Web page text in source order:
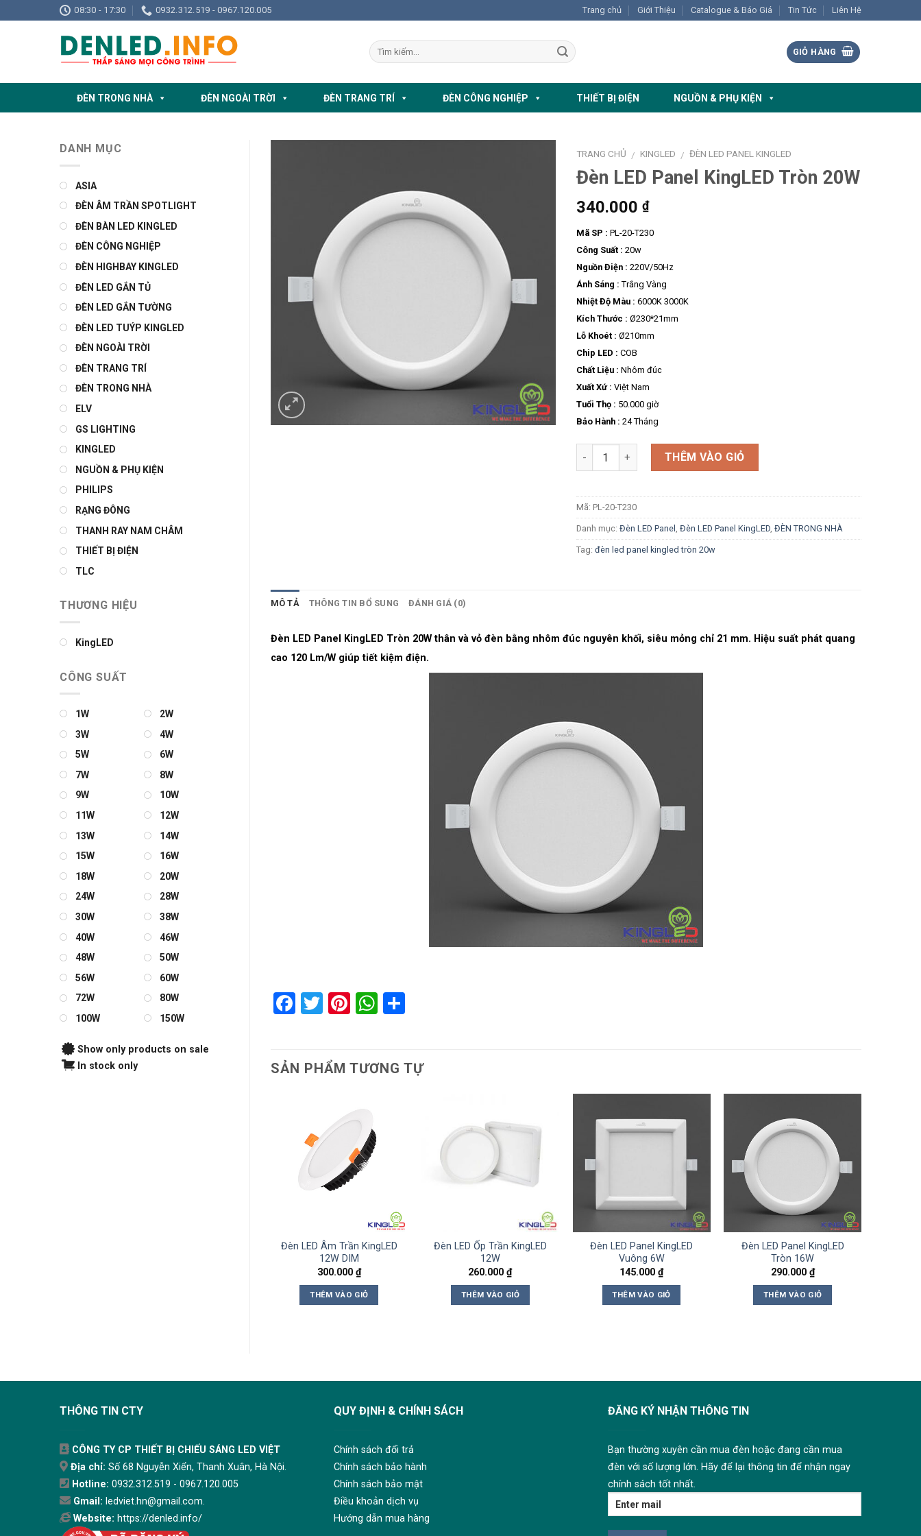
to
08:30 - 17:30 0932.312.519 - 0967.120.005 Trang chủ Giới Thiệu Catalogue & Báo Giá Tin Tức Liên Hệ
GIỎ HÀNG
ĐÈN TRONG NHÀ ĐÈN NGOÀI TRỜI ĐÈN TRANG TRÍ ĐÈN CÔNG NGHIỆP THIẾT BỊ ĐIỆN NGUỒN & PHỤ KIỆN
TRANG CHỦ / KINGLED / ĐÈN LED PANEL KINGLED
Đèn LED Panel KingLED Tròn 20W
340.000 ₫
Mã SP : PL-20-T230
Công Suất : 20w
Nguồn Điện : 220V/50Hz
Ánh Sáng : Trắng Vàng
Nhiệt Độ Màu : 6000K 3000K
Kích Thước : Ø230*21mm
Lỗ Khoét : Ø210mm
Chip LED : COB
Chất Liệu : Nhôm đúc
Xuất Xứ : Việt Nam
Tuổi Thọ : 50.000 giờ
Bảo Hành : 24 Tháng
Số lượng THÊM VÀO GIỎ
Mã: PL-20-T230
Danh mục: Đèn LED Panel , Đèn LED Panel KingLED, ĐÈN TRONG NHÀ
Tag: đèn led panel kingled tròn 20w
MÔ TẢ THÔNG TIN BỔ SUNG ĐÁNH GIÁ (0)
Đèn LED Panel KingLED Tròn 20W thân và vỏ đèn bằng nhôm đúc nguyên khối, siêu mỏng chỉ 21 mm. Hiệu suất phát quang
cao 120 Lm/W giúp tiết kiệm điện.
Facebook
Twitter
Pinterest
WhatsApp
SẢN PHẨM TƯƠNG TỰ
Đèn LED Âm Trần KingLED
12W DIM
300.000 ₫
THÊM VÀO GIỎ
Đèn LED Ốp Trần KingLED
12W
260.000₫
THÊM VÀO GIỎ
Đèn LED Panel KingLED
Vuông 6W
145.000₫
THÊM VÀO GIỎ
Đèn LED Panel KingLED
Tròn 16W
290.000 ₫
THÊM VÀO GIỎ
DANH MỤC
ASIA
ĐÈN ÂM TRẦN SPOTLIGHT
ĐÈN BÀN LED KINGLED
ĐÈN CÔNG NGHIỆP
ĐÈN HIGHBAY KINGLED
ĐÈN LED GẮN TỦ
ĐÈN LED GẮN TƯỜNG
ĐÈN LED TUÝP KINGLED
ĐÈN NGOÀI TRỜI
ĐÈN TRANG TRÍ
ĐÈN TRONG NHÀ
ELV
GS LIGHTING
KINGLED
NGUỒN & PHỤ KIỆN
PHILIPS
RẠNG ĐÔNG
THANH RAY NAM CHÂM
THIẾT BỊ ĐIỆN
TLC
THƯƠNG HIỆU
KingLED
CÔNG SUẤT
1W
2W
3W
4W
5W
6W
7W
8W
9W
10W
11W
12W
13W
14W
15W
16W
18W
20W
24W
28W
30W
38W
40W
46W
48W
50W
56W
60W
72W
80W
100W
150W
Show only products on sale
In stock only
THÔNG TIN CTY
CÔNG TY CP THIẾT BỊ CHIẾU SÁNG LED VIỆT
Địa chỉ: Số 68 Nguyễn Xiển, Thanh Xuân, Hà Nội.
Hotline: 0932.312.519 - 0967.120.005
Gmail: ledviet.hn@gmail.com.
Website: https://denled.info/
QUY ĐỊNH & CHÍNH SÁCH
Chính sách đổi trả
Chính sách bảo hành
Chính sách bảo mật
Điều khoản dịch vụ
Hướng dẫn mua hàng
ĐĂNG KÝ NHẬN THÔNG TIN
Bạn thường xuyên cần mua đèn hoặc đang cần mua
đèn với số lượng lớn. Hãy để lại thông tin để nhận ngay
chính sách tốt nhất.